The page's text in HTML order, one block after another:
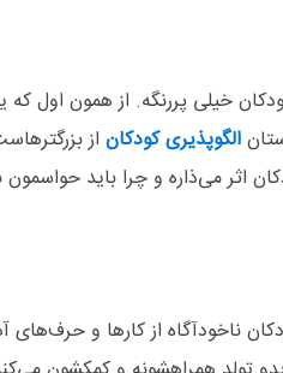
خیلی پررنگه. از همون اول که
الگوپذیری کودکان از
اثر می‌ذاره و چرا باید حواسمون
ناخودآگاه از کارها و